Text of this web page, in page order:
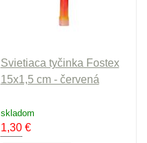
Svietiaca tyčinka Fostex
15x1,5 cm - červená
skladom
1,30€